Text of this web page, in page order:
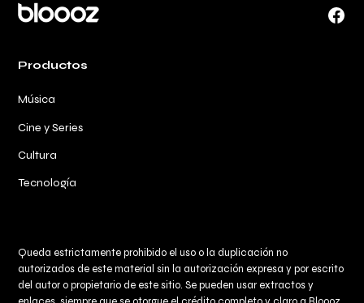
Productos
Música
Cine y Series
Cultura
Tecnología
Queda estrictamente prohibido el uso o la duplicación no
autorizados de este material sin la autorización expresa y por escrito
del autor o propietario de este sitio. Se pueden usar extractos y